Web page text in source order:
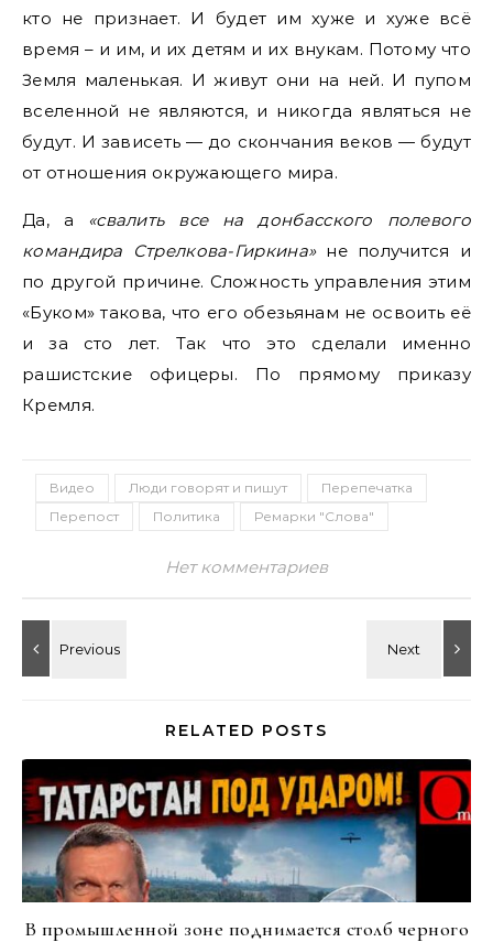
кто не признает. И будет им хуже и хуже всё
время – и им, и их детям и их внукам. Потому что
Земля маленькая. И живут они на ней. И пупом
вселенной не являются, и никогда являться не
будут. И зависеть — до скончания веков — будут
от отношения окружающего мира.
Да, а
«свалить все на донбасского полевого
командира Стрелкова-Гиркина»не получится и
по другой причине. Сложность управления этим
«Буком» такова, что его обезьянам не освоить её
и за сто лет. Так что это сделали именно
рашистские офицеры. По прямому приказу
Кремля.
Видео Люди говорят и пишут
Перепечатка
Перепост
Политика Ремарки "Слова"
Нет комментариев
RELATED POSTS
В промышленной зоне поднимается столб черного